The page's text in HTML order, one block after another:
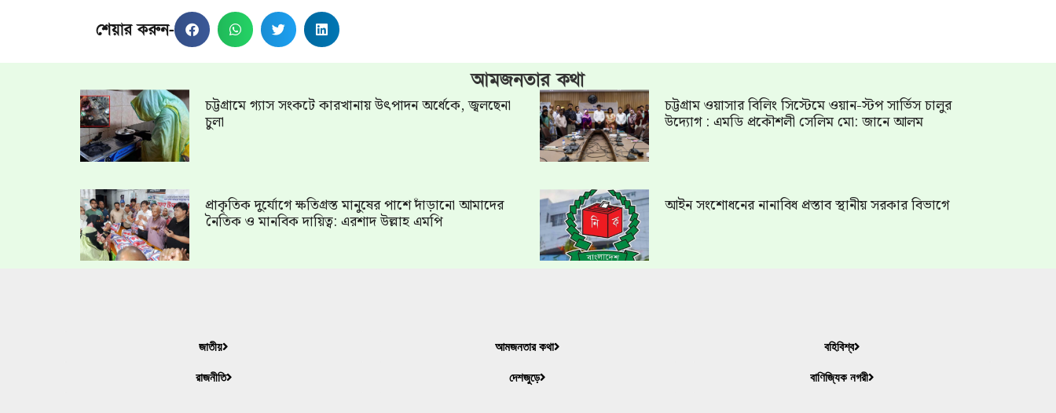
শেয়ার করুন-
আমজনতার কথা
চট্টগ্রামে গ্যাস সংকটে কারখানায় উৎপাদন অর্ধেকে, জ্বলছেনা
চুলা
চট্টগ্রাম ওয়াসার বিলিং সিস্টেমে ওয়ান-স্টপ সার্ভিস চালুর
উদ্যোগ : এমডি প্রকৌশলী সেলিম মো: জানে আলম
প্রাকৃতিক দুর্যোগে ক্ষতিগ্রস্ত মানুষের পাশে দাঁড়ানো আমাদের
নৈতিক ও মানবিক দায়িত্ব: এরশাদ উল্লাহ এমপি
আইন সংশোধনের নানাবিধ প্রস্তাব স্থানীয় সরকার বিভাগে
জাতীয়
রাজনীতি
আমজনতার কথা
দেশজুড়ে
বহিবিশ্ব
বাণিজ্যিক নগরী